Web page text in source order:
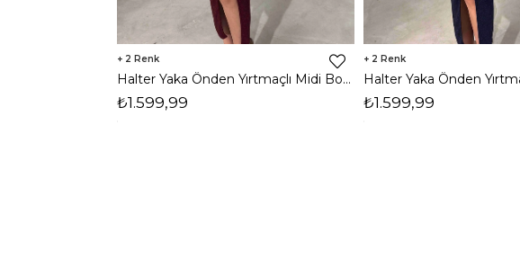
2
Halter Yaka Önden Yırtmaçlı Midi Boy Bordo Hasre Kadın Elbise 26Y502
₺1.599,99
2
₺1.599,99